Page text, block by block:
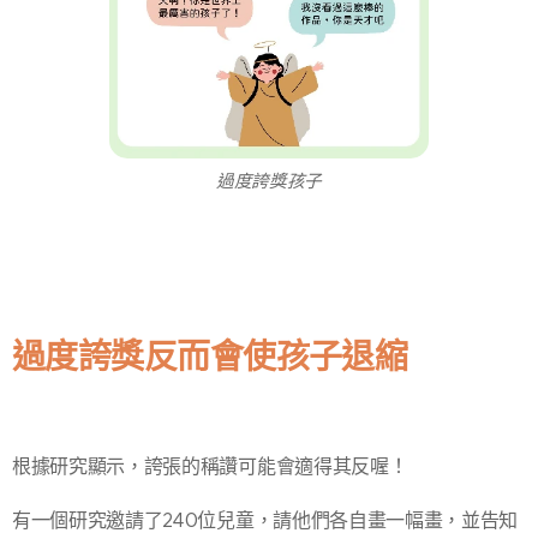
過度誇獎孩子
過度誇獎反而會使孩子退縮
根據研究顯示，誇張的稱讚可能會適得其反喔！
有一個研究邀請了240位兒童，請他們各自畫一幅畫，並告知